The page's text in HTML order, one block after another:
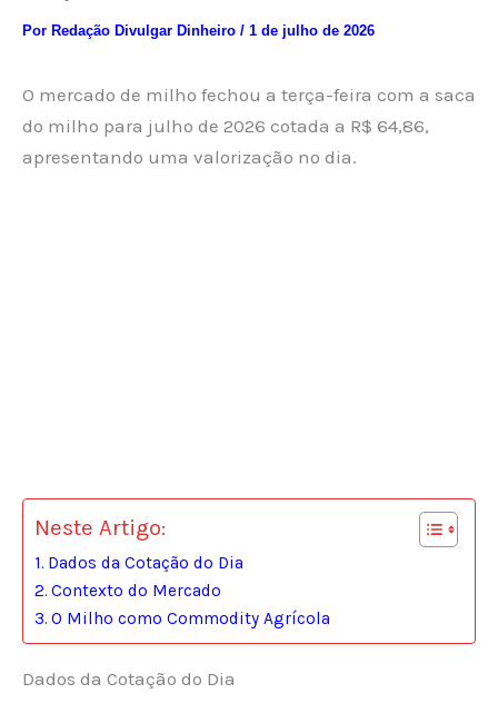
Por Redação Divulgar Dinheiro / 1 de julho de 2026
O mercado de milho fechou a terça-feira com a saca
do milho para julho de 2026 cotada a R$ 64,86,
apresentando uma valorização no dia.
Neste Artigo:
Dados da Cotação do Dia
Contexto do Mercado
O Milho como Commodity Agrícola
Dados da Cotação do Dia